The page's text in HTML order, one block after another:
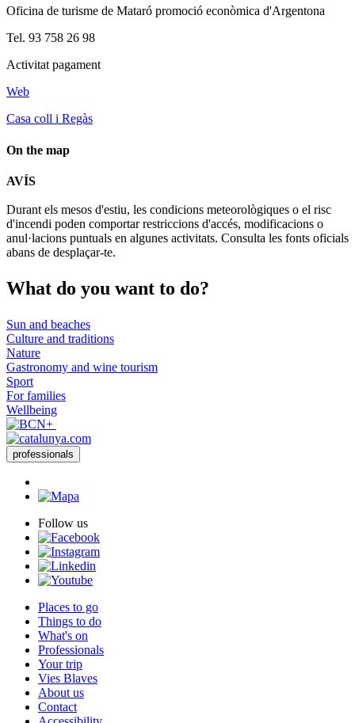
Oficina de turisme de Mataró promoció econòmica d'Argentona
Tel. 93 758 26 98
Activitat pagament
Web
Casa coll i Regàs
On the map
−
AVÍS
Durant els mesos d'estiu, les condicions meteorològiques o el risc
d'incendi poden comportar restriccions d'accés, modificacions o
anul·lacions puntuals en algunes activitats. Consulta les fonts oficials
abans de desplaçar-te.
What do you want to do?
Sun and beaches
Culture and traditions
Nature
Gastronomy and wine tourism
Sport
For families
Wellbeing
professionals
Follow us
Places to go
Things to do
What's on
Professionals
Your trip
Vies Blaves
About us
Contact